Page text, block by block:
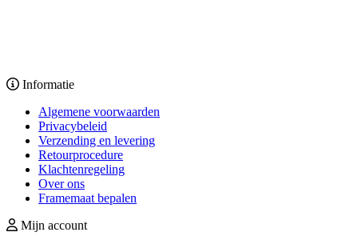
Informatie
Algemene voorwaarden
Privacybeleid
Verzending en levering
Retourprocedure
Klachtenregeling
Over ons
Framemaat bepalen
Mijn account